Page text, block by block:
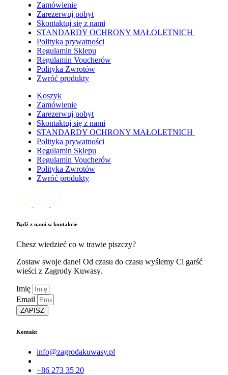
Zamówienie
Zarezerwuj pobyt
Skontaktuj się z nami
STANDARDY OCHRONY MAŁOLETNICH
Polityka prywatności
Regulamin Sklepu
Regulamin Voucherów
Polityka Zwrotów
Zwróć produkty
Koszyk
Zamówienie
Zarezerwuj pobyt
Skontaktuj się z nami
STANDARDY OCHRONY MAŁOLETNICH
Polityka prywatności
Regulamin Sklepu
Regulamin Voucherów
Polityka Zwrotów
Zwróć produkty
Bądź z nami w kontakcie
Chesz wiedzieć co w trawie piszczy?
Zostaw swoje dane! Od czasu do czasu wyślemy Ci garść
wieści z Zagrody Kuwasy.
Imię
Email
ZAPISZ
Kontakt
info@zagrodakuwasy.pl
+86 273 35 20